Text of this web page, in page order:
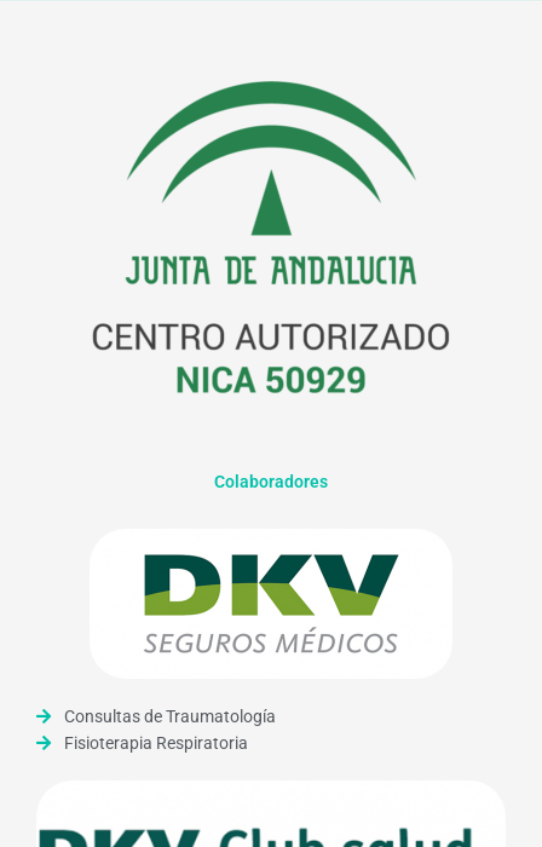
Colaboradores
Consultas de Traumatología
Fisioterapia Respiratoria